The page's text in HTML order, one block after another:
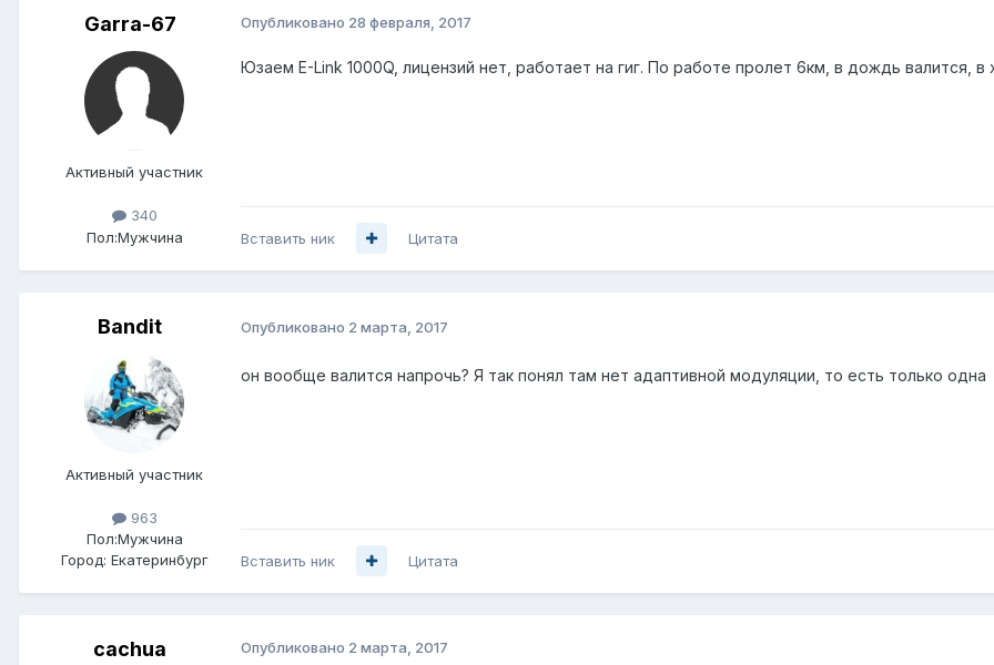
Garra-67
Активный участник
340
Пол:Мужчина
Опубликовано 28 февраля, 2017
Юзаем E-Link 1000Q, лицензий нет, работает на гиг. По работе пролет 6км, в дождь валится, в
Вставить ник Цитата
Bandit
Активный участник
963
Пол:Мужчина
Город: Екатеринбург
Опубликовано 2 марта, 2017
он вообще валится напрочь? Я так понял там нет адаптивной модуляции, то есть только одна
Вставить ник Цитата
cachua Опубликовано 2 марта, 2017